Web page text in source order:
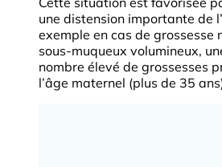
une distension importante de
exemple en cas de grossesse
sous-muqueux volumineux,
nombre élevé de grossesses
l’âge maternel (plus de 35